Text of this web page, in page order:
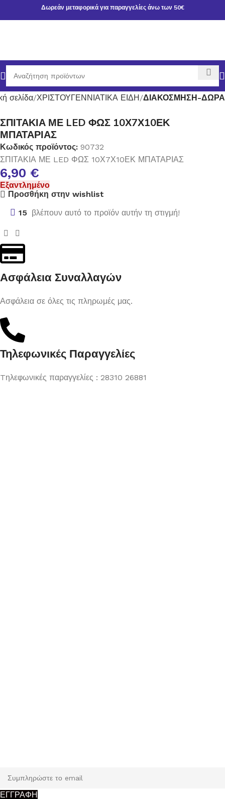
Δωρεάν μεταφορικά για παραγγελίες άνω των 50€
σελίδα ΧΡΙΣΤΟΥΓΕΝΝΙΑΤΙΚΑ ΕΙΔΗ ΔΙΑΚΟΣΜΗΣΗ-ΔΩΡΑ
ΣΠΙΤΑΚΙΑ ΜΕ LED ΦΩΣ 10Χ7Χ10ΕΚ
ΜΠΑΤΑΡΙΑΣ
Κωδικός προϊόντος: 90732
ΣΠΙΤΑΚΙΑ ΜΕ LED ΦΩΣ 10Χ7Χ10ΕΚ ΜΠΑΤΑΡΙΑΣ
6,90 €
Εξαντλημένο
Προσθήκη στην wishlist
15 βλέπουν αυτό το προϊόν αυτήν τη στιγμή!
Ασφάλεια Συναλλαγών
Ασφάλεια σε όλες τις πληρωμές μας.
Τηλεφωνικές Παραγγελίες
Tηλεφωνικές παραγγελίες : 28310 26881
ΕΓΓΡΑΦΗ